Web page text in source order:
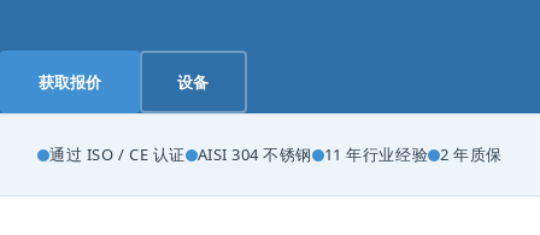
获取报价 设备
通过 ISO / CE 认证 AISI 304 不锈钢 11 年行业经验 2 年质保